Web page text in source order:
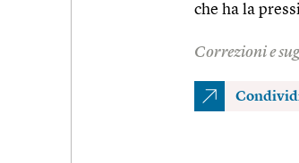
che ha la
Correzioni e